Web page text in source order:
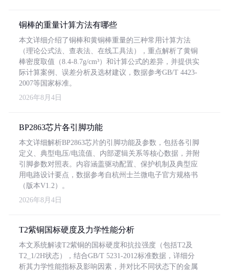
铜棒的重量计算方法有哪些
本文详细介绍了铜棒和黄铜棒重量的三种常用计算方法
（理论公式法、查表法、在线工具法），重点解析了黄铜
棒密度取值（8.4-8.7g/cm³）和计算公式的差异，并提供实
际计算案例、误差分析及选材建议，数据参考GB/T 4423-
2007等国家标准。
2026年8月4日
BP2863芯片各引脚功能
本文详细解析BP2863芯片的引脚功能及参数，包括各引脚
定义、典型电压/电流值、内部逻辑关系等核心数据，并附
引脚参数对照表。内容涵盖驱动配置、保护机制及典型应
用电路设计要点，数据参考自杭州士兰微电子官方规格书
（版本V1.2）。
2026年8月4日
T2紫铜国标硬度及力学性能分析
本文系统解读T2紫铜的国标硬度和抗拉强度（包括T2及
T2_1/2H状态），结合GB/T 5231-2012标准数据，详细分
析其力学性能指标及影响因素，并对比不同状态下的金属